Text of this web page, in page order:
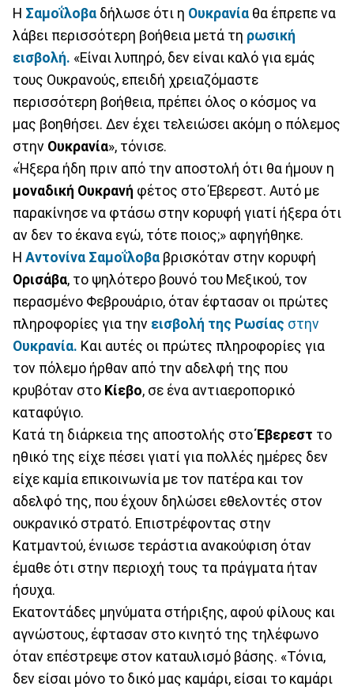
Η Σαμοΐλοβα δήλωσε ότι η Ουκρανία θα έπρεπε να
λάβει περισσότερη βοήθεια μετά τη ρωσική
εισβολή. «Είναι λυπηρό, δεν είναι καλό για εμάς
τους Ουκρανούς, επειδή χρειαζόμαστε
περισσότερη βοήθεια, πρέπει όλος ο κόσμος να
μας βοηθήσει. Δεν έχει τελειώσει ακόμη ο πόλεμος
στην Ουκρανία», τόνισε.
«Ήξερα ήδη πριν από την αποστολή ότι θα ήμουν η
μοναδική Ουκρανή φέτος στο Έβερεστ. Αυτό με
παρακίνησε να φτάσω στην κορυφή γιατί ήξερα ότι
αν δεν το έκανα εγώ, τότε ποιος;» αφηγήθηκε.
Η Αντονίνα Σαμοΐλοβα βρισκόταν στην κορυφή
Ορισάβα, το ψηλότερο βουνό του Μεξικού, τον
περασμένο Φεβρουάριο, όταν έφτασαν οι πρώτες
πληροφορίες για την εισβολή της Ρωσίας στην
Ουκρανία. Και αυτές οι πρώτες πληροφορίες για
τον πόλεμο ήρθαν από την αδελφή της που
κρυβόταν στο Κίεβο, σε ένα αντιαεροπορικό
καταφύγιο.
Κατά τη διάρκεια της αποστολής στοΈβερεστ το
ηθικό της είχε πέσει γιατί για πολλές ημέρες δεν
είχε καμία επικοινωνία με τον πατέρα και τον
αδελφό της, που έχουν δηλώσει εθελοντές στον
ουκρανικό στρατό. Επιστρέφοντας στην
Κατμαντού, ένιωσε τεράστια ανακούφιση όταν
έμαθε ότι στην περιοχή τους τα πράγματα ήταν
ήσυχα.
Εκατοντάδες μηνύματα στήριξης, αφού φίλους και
αγνώστους, έφτασαν στο κινητό της τηλέφωνο
όταν επέστρεψε στον καταυλισμό βάσης. «Τόνια,
δεν είσαι μόνο το δικό μας καμάρι, είσαι το καμάρι